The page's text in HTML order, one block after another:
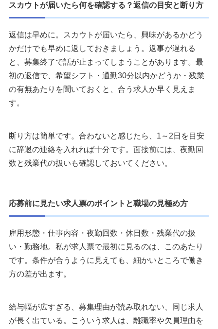
スカウトが届いたら何を確認する？返信の目安と断り方
返信は早めに。スカウトが届いたら、興味があるかどう
かだけでも早めに返しておきましょう。返事が遅れる
と、募集終了で話が止まってしまうことがあります。最
初の返信で、希望シフト・通勤30分以内かどうか・残業
の有無あたりを聞いておくと、合う求人か早く見えま
す。
断り方は簡単です。合わないと感じたら、1～2日を目安
に辞退の連絡を入れれば十分です。面接前には、夜勤回
数と残業代の扱いも確認しておいてください。
応募前に見たい求人票のポイントと職場の見極め方
雇用形態・仕事内容・夜勤回数・休日数・残業代の扱
い・勤務地。私が求人票で最初に見るのは、このあたり
です。条件が合うように見えても、細かいところで働き
方の差が出ます。
給与幅が広すぎる、募集理由が読み取れない、同じ求人
が長く出ている。こういう求人は、離職率や欠員理由を